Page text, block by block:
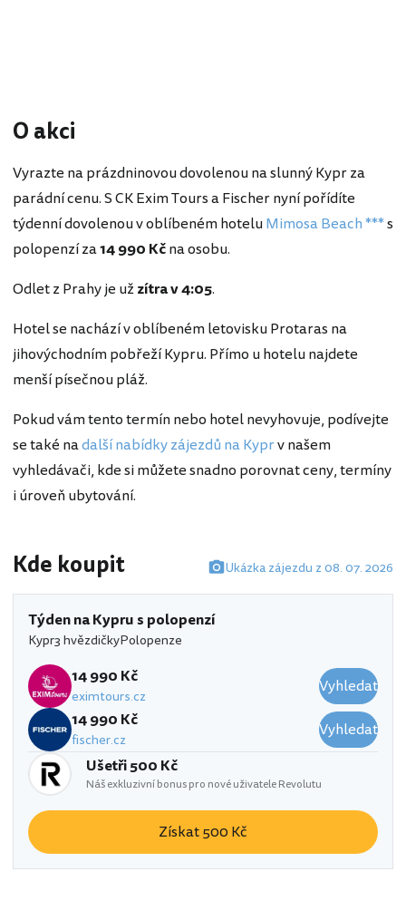
O akci
Vyrazte na prázdninovou dovolenou na slunný Kypr za
parádní cenu. S CK Exim Tours a Fischer nyní pořídíte
týdenní dovolenou v oblíbeném hoteluMimosa Beach ***s
polopenzí za14 990 Kčna osobu.
Odlet z Prahy je užzítra v 4:05.
Hotel se nachází v oblíbeném letovisku Protaras na
jihovýchodním pobřeží Kypru. Přímo u hotelu najdete
menší písečnou pláž.
Pokud vám tento termín nebo hotel nevyhovuje, podívejte
se také nadalší nabídky zájezdů na Kyprv našem
vyhledávači, kde si můžete snadno porovnat ceny, termíny
i úroveň ubytování.
Kde koupit Ukázka zájezdu z 08. 07. 2026
Týden na Kypru s polopenzí
Kypr3 hvězdičkyPolopenze
14 990 Kč
eximtours.cz
Vyhledat
14 990 Kč
fischer.cz
Vyhledat
Ušetři 500 Kč
Náš exkluzivní bonus pro nové uživatele Revolutu
Získat 500 Kč